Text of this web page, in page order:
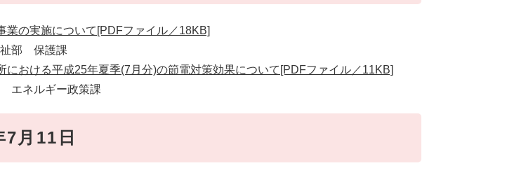
業の実施について[PDFファイル／18KB]
祉部 保護課
における平成25年夏季(7月分)の節電対策効果について[PDFファイル／11KB]
エネルギー政策課
月11日